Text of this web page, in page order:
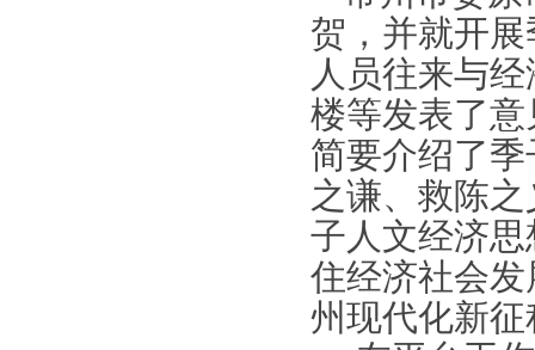
贺，并就开
人员往来与
楼等发表了
简要介绍了
之谦、救陈
子人文经济
住经济社会
州现代化新